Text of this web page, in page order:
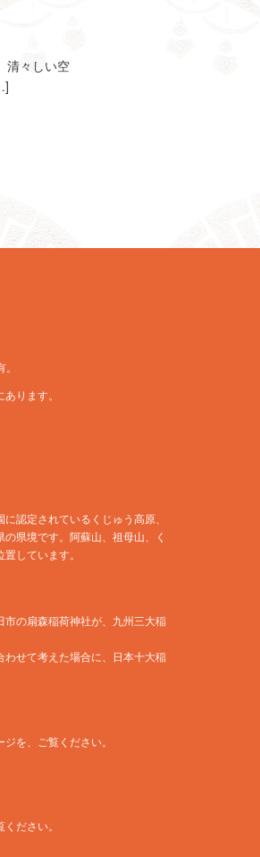
清々しい空
ります。
認定されているくじゅう高原、
県境です。阿蘇山、祖母山、く
しています。
の扇森稲荷神社が、九州三大稲
せて考えた場合に、日本十大稲
を、ご覧ください。
ださい。